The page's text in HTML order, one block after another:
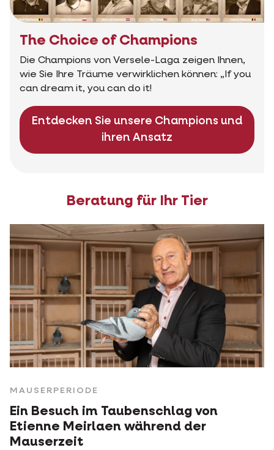
The Choice of Champions
Die Champions von Versele-Laga zeigen Ihnen,
wie Sie Ihre Träume verwirklichen können: „If you
can dream it, you can do it!
Entdecken Sie unsere Champions und
ihren Ansatz
Beratung für Ihr Tier
MAUSERPERIODE
Ein Besuch im Taubenschlag von
Etienne Meirlaen während der
Mauserzeit